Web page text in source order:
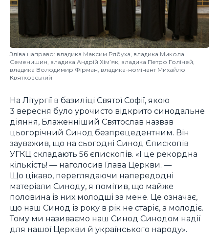
Зліва направо: владика Максим Рябуха, владика Микола
Семенишин, владика Андрій Хім’як, владика Петро Голіней,
владика Володимир Фірман, владика-номінант Михайло
Квятковський
На Літургії в базиліці Святої Софії, якою
3 вересня було урочисто відкрито синодальне
діяння, Блаженніший Святослав назвав
цьогорічний Синод безпрецедентним. Він
зауважив, що на сьогодні Синод Єпископів
УГКЦ складають 56 єпископів. «І це рекордна
кількість! — наголосив Глава Церкви. —
Що цікаво, переглядаючи напередодні
матеріали Синоду, я помітив, що майже
половина із них молодші за мене. Це означає,
що наш Синод із року в рік не старіє, а молодіє.
Тому ми називаємо наш Синод Синодом надії
для нашої Церкви й українського народу».